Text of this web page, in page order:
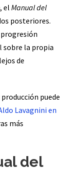
, el Manual del
posteriores.
sobre la propia
de
puede
Lavagnini en
más
del